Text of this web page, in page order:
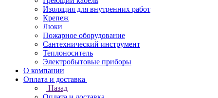
Изоляция для внутренних работ
Крепеж
Люки
Пожарное оборудование
Сантехнический инструмент
Теплоноситель
Электробытовые приборы
О компании
Оплата и доставка
Назад